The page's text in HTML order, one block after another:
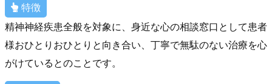
特徴
精神神経疾患全般を対象に、身近な心の相談窓口として患者
様おひとりおひとりと向き合い、丁寧で無駄のない治療を心
がけているとのことです。